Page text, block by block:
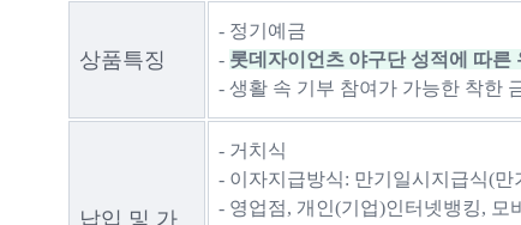
상품특징
- 정기예금
- 롯데자이언츠 야구단 성적에 따른
- 생활 속 기부 참여가 가능한 착한
납입 및 가
- 거치식
- 이자지급방식: 만기일시지급식(
- 영업점, 개인(기업)인터넷뱅킹, 모